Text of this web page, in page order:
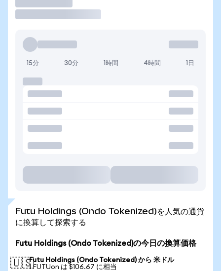
15分 30分 1時間 4時間 1日
Futu Holdings (Ondo Tokenized)を人気の通貨
に換算して探索する
Futu Holdings (Ondo Tokenized)の今日の換算価格
🇺🇸Futu Holdings (Ondo Tokenized) から 米ドル
1 FUTUon は $106.67 に相当